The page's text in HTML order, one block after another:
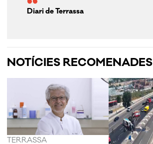
Diari de Terrassa
NOTÍCIES RECOMENADES
TERRASSA